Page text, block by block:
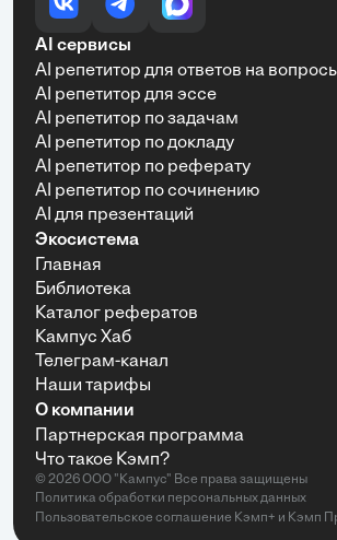
AI сервисы
AI репетитор для ответов на
AI репетитор для эссе
AI репетитор по задачам
AI репетитор по докладу
AI репетитор по реферату
AI репетитор по сочинению
AI для презентаций
Экосистема
Главная
Библиотека
Каталог рефератов
Кампус Хаб
Телеграм-канал
Наши тарифы
О компании
Партнерская программа
Что такое Кэмп?
© 2026 ООО "Кампус" Все права защищены
Политика обработки персональных данных
Пользовательское соглашение Кэмп+ и Кэмп